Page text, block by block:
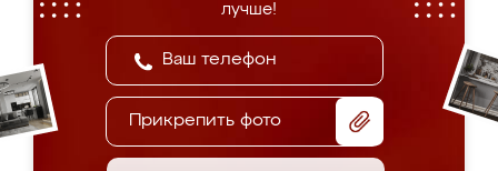
лучше!
Прикрепить фото